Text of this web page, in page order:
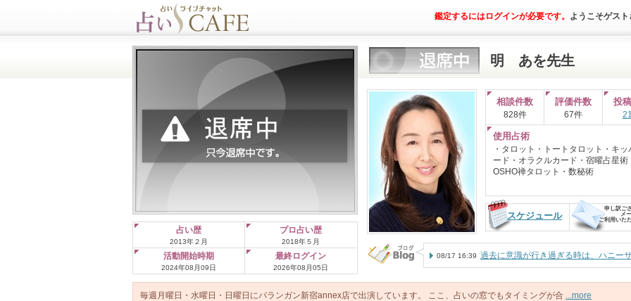
鑑定するにはログインが必要です。 ようこそゲスト
明 あを先生
占い歴
2013年２月
プロ占い歴
2018年５月
活動開始時期
2024年08月09日
最終ログイン
2026年08月05日
相談件数
828件
評価件数
67件
投
使用占術
・タロット・トートタロット・キッ
ード・オラクルカード・宿曜占星術
OSHO禅タロット・数秘術
スケジュール
申し訳ご
メ
ご利用いた
08/17 16:39 過去に意識が行き過ぎる時は、ハニー
毎週月曜日・水曜日・日曜日にバランガン新宿annex店で出演しています。 ここ、占いの窓でもタイミングが合 ...more